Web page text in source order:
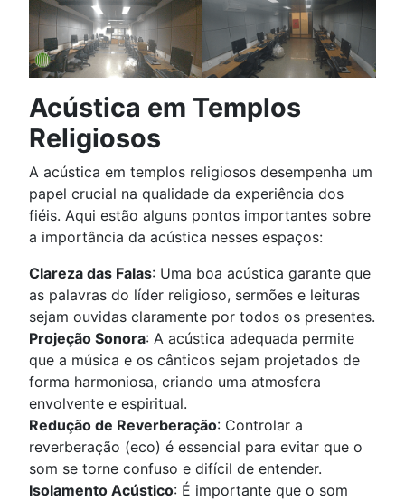
Acústica em Templos
Religiosos
A acústica em templos religiosos desempenha um
papel crucial na qualidade da experiência dos
fiéis. Aqui estão alguns pontos importantes sobre
a importância da acústica nesses espaços:
Clareza das Falas: Uma boa acústica garante que
as palavras do líder religioso, sermões e leituras
sejam ouvidas claramente por todos os presentes.
Projeção Sonora: A acústica adequada permite
que a música e os cânticos sejam projetados de
forma harmoniosa, criando uma atmosfera
envolvente e espiritual.
Redução de Reverberação: Controlar a
reverberação (eco) é essencial para evitar que o
som se torne confuso e difícil de entender.
Isolamento Acústico: É importante que o som